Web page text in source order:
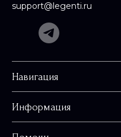
support@legenti.ru
Навигация
Информация